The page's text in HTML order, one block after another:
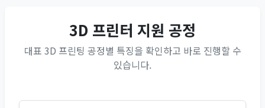
3D 프린터 지원 공정
대표 3D 프린팅 공정별 특징을 확인하고 바로 진행할 수
있습니다.